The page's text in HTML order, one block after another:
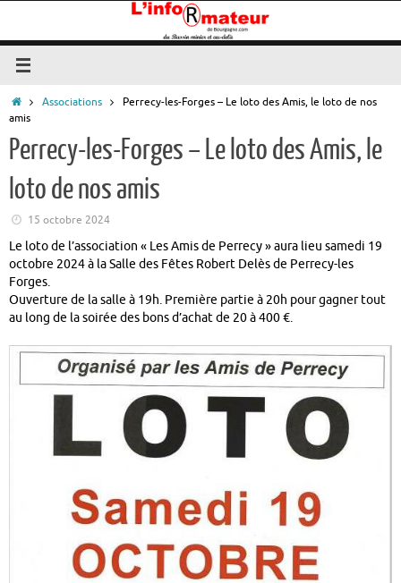
contenu
Accueil
Associations
Perrecy-les-Forges – Le loto des Amis, le loto de nos
amis
Perrecy-les-Forges – Le loto des Amis, le
loto de nos amis
15 octobre 2024
Le loto de l’association « Les Amis de Perrecy » aura lieu samedi 19
octobre 2024 à la Salle des Fêtes Robert Delès de Perrecy-les
Forges.
Ouverture de la salle à 19h. Première partie à 20h pour gagner tout
au long de la soirée des bons d’achat de 20 à 400 €.